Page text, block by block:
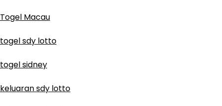
Togel Macau
togel sdy lotto
togel sidney
keluaran sdy lotto